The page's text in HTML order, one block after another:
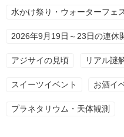
水かけ祭り・ウォーターフェ
2026年9月19日～23日の連休
アジサイの見頃 リアル謎
スイーツイベント お酒イ
プラネタリウム・天体観測